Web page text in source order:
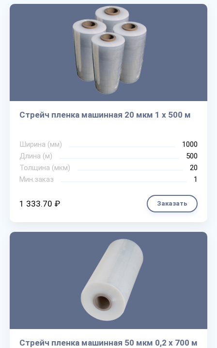
Стрейч пленка машинная 20 мкм 1 х 500 м
Ширина (мм)
1000
Длина (м)
500
Толщина (мкм)
20
Мин.заказ
1
1 333.70 ₽ Заказать
Стрейч пленка машинная 50 мкм 0,2 х 700 м